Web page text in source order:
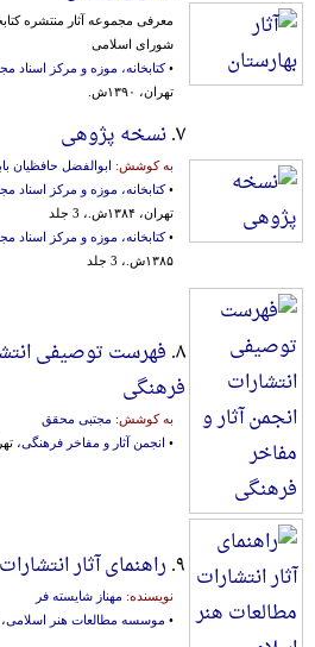
معرفی مجموعه آثار منتشره
شورای اسلامی
•کتابخانه، موزه و مرکز
تهران، ۱۳۹۰ش.
۷. نسخه پژوهی
به کوشش: ابوالفضل حافظیان
•کتابخانه، موزه و مرکز
تهران، ۱۳۸۴ش.، 3 جلد
•کتابخانه، موزه و مرکز
۱۳۸۵ش.، 3 جلد
۸. فهرست توصیفی
فرهنگی
به کوشش: مجتبی محقق
• انجمن آثار و مفاخر فرهنگی،
۹. راهنمای آثار
نویسنده: مهناز شایسته فر
• موسسه مطالعات هنر اسلامی